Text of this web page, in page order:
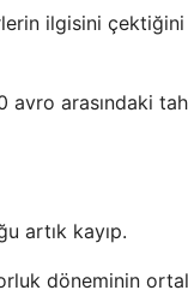
ilgisini
avro arasındaki
artık kayıp.
döneminin